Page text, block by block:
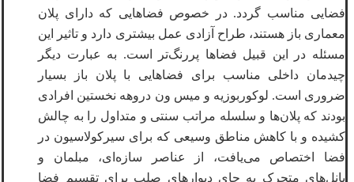
فضایی مناسب گردد. در خصوص فضاهایی که دارای پلان
معماری باز هستند، طراح آزادی عمل بیشتری دارد و تاثیر این
مسئله در این قبیل فضاها پررنگ‌تر است. به عبارت دیگر
چیدمان داخلی مناسب برای فضاهایی با پلان باز بسیار
ضروری است. لوکوربوزیه و میس ون دروهه نخستین افرادی
بودند که پلان‌ها و سلسله مراتب سنتی و متداول را به چالش
کشیده و با کاهش مناطق وسیعی که برای سیرکولاسیون در
فضا اختصاص می‌یافت، از عناصر سازه‌ای، مبلمان و
پانل‌های متحرک به جای دیوارهای صلب برای تقسیم فضا